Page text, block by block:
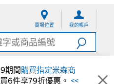
賣場位置 我的帳戶
期間購買指定米森商
6件享79折優惠。 <<